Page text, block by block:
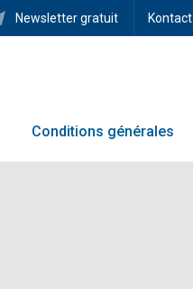
Newsletter gratuit Kontact
Conditions générales